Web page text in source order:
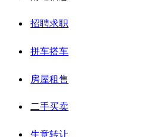
招聘求职
拼车搭车
房屋租售
二手买卖
生意转让